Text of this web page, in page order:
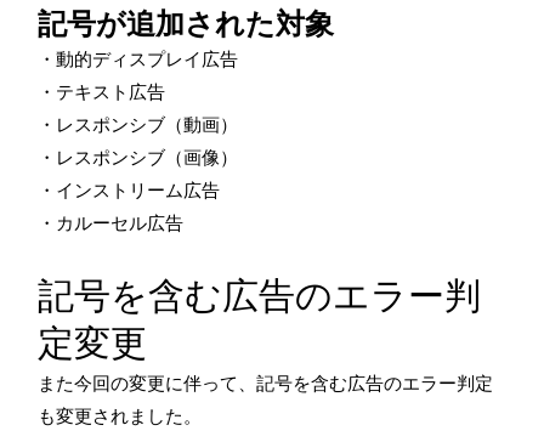
記号が追加された対象
・動的ディスプレイ広告
・テキスト広告
・レスポンシブ（動画）
・レスポンシブ（画像）
・インストリーム広告
・カルーセル広告
記号を含む広告のエラー判
定変更
また今回の変更に伴って、記号を含む広告のエラー判定
も変更されました。